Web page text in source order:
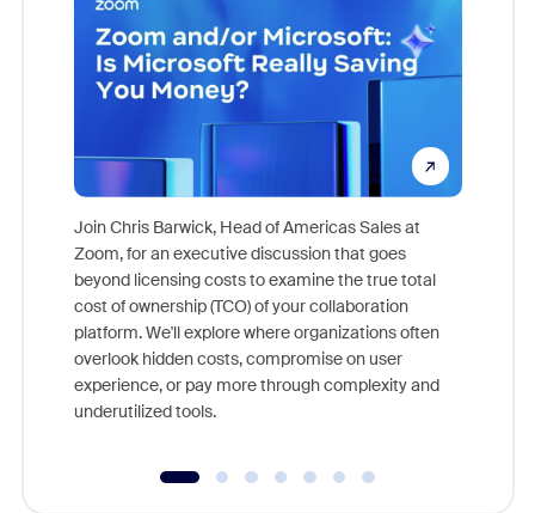
Join Chris Barwick, Head of Americas Sales at
Zoom, for an executive discussion that goes
beyond licensing costs to examine the true total
cost of ownership (TCO) of your collaboration
platform. We'll explore where organizations often
overlook hidden costs, compromise on user
experience, or pay more through complexity and
underutilized tools.